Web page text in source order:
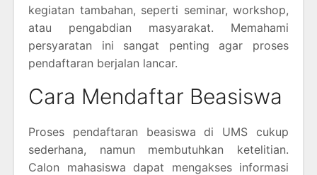
kegiatan tambahan, seperti seminar, workshop,
atau pengabdian masyarakat. Memahami
persyaratan ini sangat penting agar proses
pendaftaran berjalan lancar.
Cara Mendaftar Beasiswa
Proses pendaftaran beasiswa di UMS cukup
sederhana, namun membutuhkan ketelitian.
Calon mahasiswa dapat mengakses informasi